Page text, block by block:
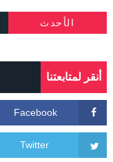
الأحدث
أنقر لمتابعتنا